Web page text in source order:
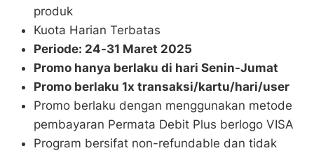
produk
Kuota Harian Terbatas
Periode: 24-31 Maret 2025
Promo hanya berlaku di hari Senin-Jumat
Promo berlaku 1x transaksi/kartu/hari/user
Promo berlaku dengan menggunakan metode
pembayaran Permata Debit Plus berlogo VISA
Program bersifat non-refundable dan tidak